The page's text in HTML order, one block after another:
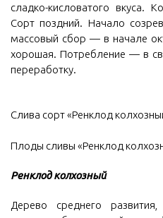
сладко-кисловатого вкуса.
Сорт поздний. Начало
массовый сбор — в начале
хорошая. Потребление — в
переработку.
Слива сорт «Ренклод
Плоды сливы «Ренклод
Ренклод колхозный
Дерево среднего развития,